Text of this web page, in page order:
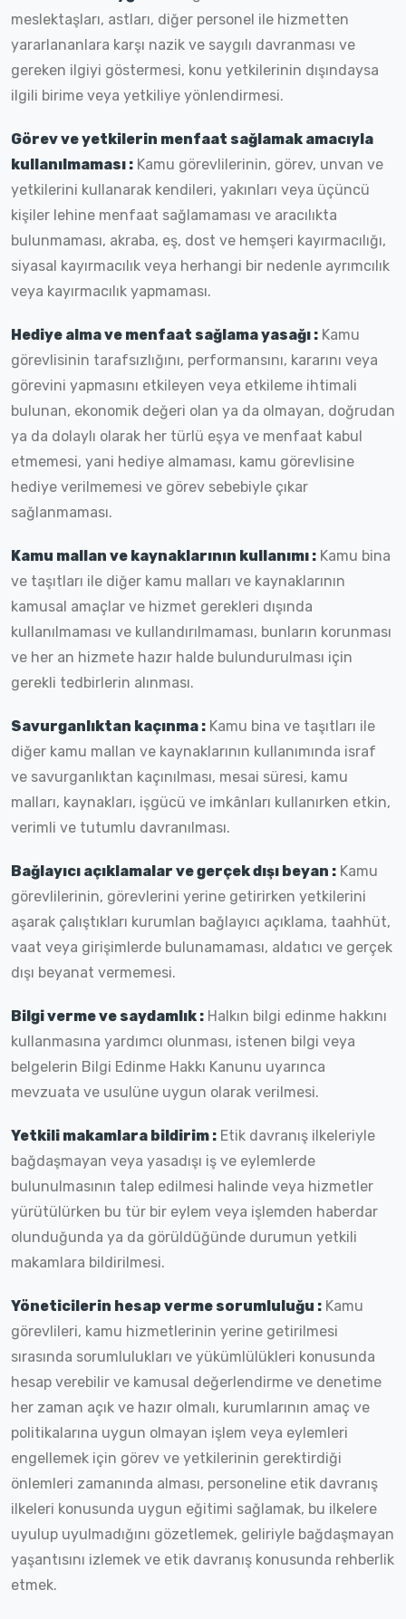
meslektaşları, astları, diğer personel ile hizmetten
yararlananlara karşı nazik ve saygılı davranması ve
gereken ilgiyi göstermesi, konu yetkilerinin dışındaysa
ilgili birime veya yetkiliye yönlendirmesi.
Görev ve yetkilerin menfaat sağlamak amacıyla
kullanılmaması : Kamu görevlilerinin, görev, unvan ve
yetkilerini kullanarak kendileri, yakınları veya üçüncü
kişiler lehine menfaat sağlamaması ve aracılıkta
bulunmaması, akraba, eş, dost ve hemşeri kayırmacılığı,
siyasal kayırmacılık veya herhangi bir nedenle ayrımcılık
veya kayırmacılık yapmaması.
Hediye alma ve menfaat sağlama yasağı : Kamu
görevlisinin tarafsızlığını, performansını, kararını veya
görevini yapmasını etkileyen veya etkileme ihtimali
bulunan, ekonomik değeri olan ya da olmayan, doğrudan
ya da dolaylı olarak her türlü eşya ve menfaat kabul
etmemesi, yani hediye almaması, kamu görevlisine
hediye verilmemesi ve görev sebebiyle çıkar
sağlanmaması.
Kamu mallan ve kaynaklarının kullanımı : Kamu bina
ve taşıtları ile diğer kamu malları ve kaynaklarının
kamusal amaçlar ve hizmet gerekleri dışında
kullanılmaması ve kullandırılmaması, bunların korunması
ve her an hizmete hazır halde bulundurulması için
gerekli tedbirlerin alınması.
Savurganlıktan kaçınma : Kamu bina ve taşıtları ile
diğer kamu mallan ve kaynaklarının kullanımında israf
ve savurganlıktan kaçınılması, mesai süresi, kamu
malları, kaynakları, işgücü ve imkânları kullanırken etkin,
verimli ve tutumlu davranılması.
Bağlayıcı açıklamalar ve gerçek dışı beyan : Kamu
görevlilerinin, görevlerini yerine getirirken yetkilerini
aşarak çalıştıkları kurumlan bağlayıcı açıklama, taahhüt,
vaat veya girişimlerde bulunamaması, aldatıcı ve gerçek
dışı beyanat vermemesi.
Bilgi verme ve saydamlık : Halkın bilgi edinme hakkını
kullanmasına yardımcı olunması, istenen bilgi veya
belgelerin Bilgi Edinme Hakkı Kanunu uyarınca
mevzuata ve usulüne uygun olarak verilmesi.
Yetkili makamlara bildirim : Etik davranış ilkeleriyle
bağdaşmayan veya yasadışı iş ve eylemlerde
bulunulmasının talep edilmesi halinde veya hizmetler
yürütülürken bu tür bir eylem veya işlemden haberdar
olunduğunda ya da görüldüğünde durumun yetkili
makamlara bildirilmesi.
Yöneticilerin hesap verme sorumluluğu : Kamu
görevlileri, kamu hizmetlerinin yerine getirilmesi
sırasında sorumlulukları ve yükümlülükleri konusunda
hesap verebilir ve kamusal değerlendirme ve denetime
her zaman açık ve hazır olmalı, kurumlarının amaç ve
politikalarına uygun olmayan işlem veya eylemleri
engellemek için görev ve yetkilerinin gerektirdiği
önlemleri zamanında alması, personeline etik davranış
ilkeleri konusunda uygun eğitimi sağlamak, bu ilkelere
uyulup uyulmadığını gözetlemek, geliriyle bağdaşmayan
yaşantısını izlemek ve etik davranış konusunda rehberlik
etmek.